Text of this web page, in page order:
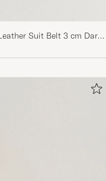
Suit Belt 3 cm Dark